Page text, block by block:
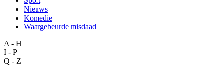
Nieuws
Komedie
Waargebeurde misdaad
A - H
I - P
Q - Z